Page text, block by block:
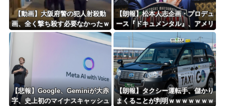
更新中止のお知らせ
海外「おめでとうタキ！」リヴァプール南野がバースデーゴール！！
Powered by livedoor 相互RSS
【動画】大阪府警の犯人射殺動
画、全く撃ち殺す必要なかったｗ
ｗｗｗｗｗｗｗｗｗｗ
【朗報】松本人志企画・プロデュ
ース『ドキュメンタル』、アメリ
カで初の制作が決定！ 海外タイ
トル『LOL』として世界25ヶ国・
地域で展開
【悲報】Google、Geminiが大赤
字、史上初のマイナスキャッシュ
【朗報】タクシー運転手、儲かり
まくることが判明ｗｗｗｗｗｗｗ